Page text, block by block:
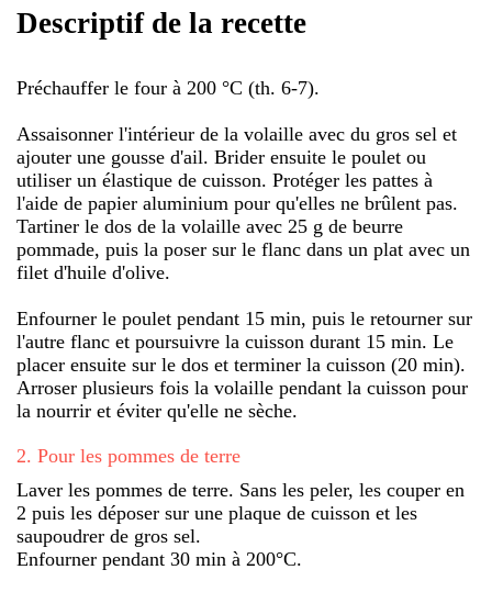
Descriptif de la recette
Préchauffer le four à 200 °C (th. 6-7).
Assaisonner l'intérieur de la volaille avec du gros sel et
ajouter une gousse d'ail. Brider ensuite le poulet ou
utiliser un élastique de cuisson. Protéger les pattes à
l'aide de papier aluminium pour qu'elles ne brûlent pas.
Tartiner le dos de la volaille avec 25 g de beurre
pommade, puis la poser sur le flanc dans un plat avec un
filet d'huile d'olive.
Enfourner le poulet pendant 15 min, puis le retourner sur
l'autre flanc et poursuivre la cuisson durant 15 min. Le
placer ensuite sur le dos et terminer la cuisson (20 min).
Arroser plusieurs fois la volaille pendant la cuisson pour
la nourrir et éviter qu'elle ne sèche.
2. Pour les pommes de terre
Laver les pommes de terre. Sans les peler, les couper en
2 puis les déposer sur une plaque de cuisson et les
saupoudrer de gros sel.
Enfourner pendant 30 min à 200°C.